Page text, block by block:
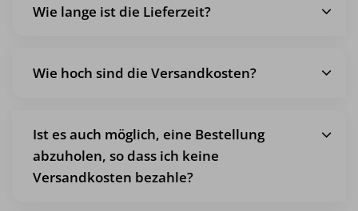
Wie lange ist die Lieferzeit?
Wie hoch sind die Versandkosten?
Ist es auch möglich, eine Bestellung
abzuholen, so dass ich keine
Versandkosten bezahle?